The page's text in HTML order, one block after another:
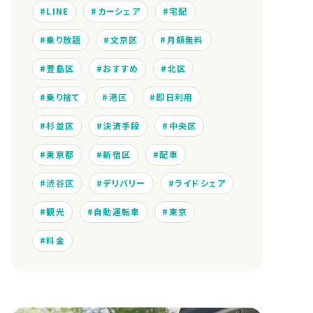
LINE カーシェア 宅配
乗り放題 文京区 月額無料
豊島区 おすすめ 北区
乗り捨て 港区 即日利用
杉並区 決済手段 中央区
東京都 新宿区 配車
渋谷区 デリバリー ライドシェア
観光 自動運転車 東京
料金